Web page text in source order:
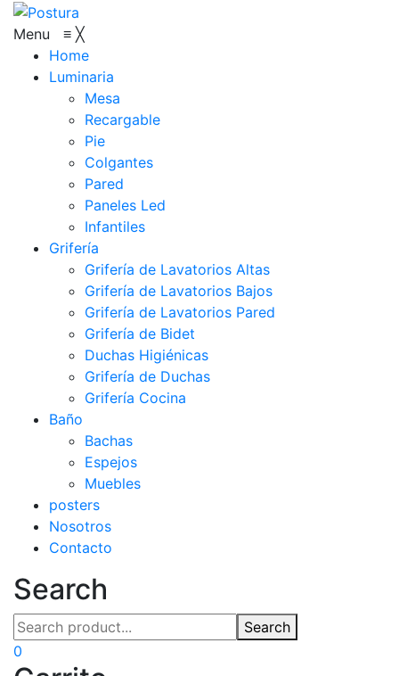
Menu ≡ ╳
Home
Luminaria
Mesa
Recargable
Pie
Colgantes
Pared
Paneles Led
Infantiles
Grifería
Grifería de Lavatorios Altas
Grifería de Lavatorios Bajos
Grifería de Lavatorios Pared
Grifería de Bidet
Duchas Higiénicas
Grifería de Duchas
Grifería Cocina
Baño
Bachas
Espejos
Muebles
posters
Nosotros
Contacto
Search
Search
0